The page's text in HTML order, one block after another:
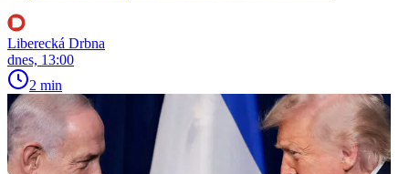
Liberecká Drbna
dnes, 13:00
2 min